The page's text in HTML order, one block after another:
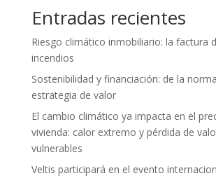
Entradas recientes
Riesgo climático inmobiliario: la factura
incendios
Sostenibilidad y financiación: de la
estrategia de valor
El cambio climático ya impacta en el
vivienda: calor extremo y pérdida de
vulnerables
Veltis participará en el evento